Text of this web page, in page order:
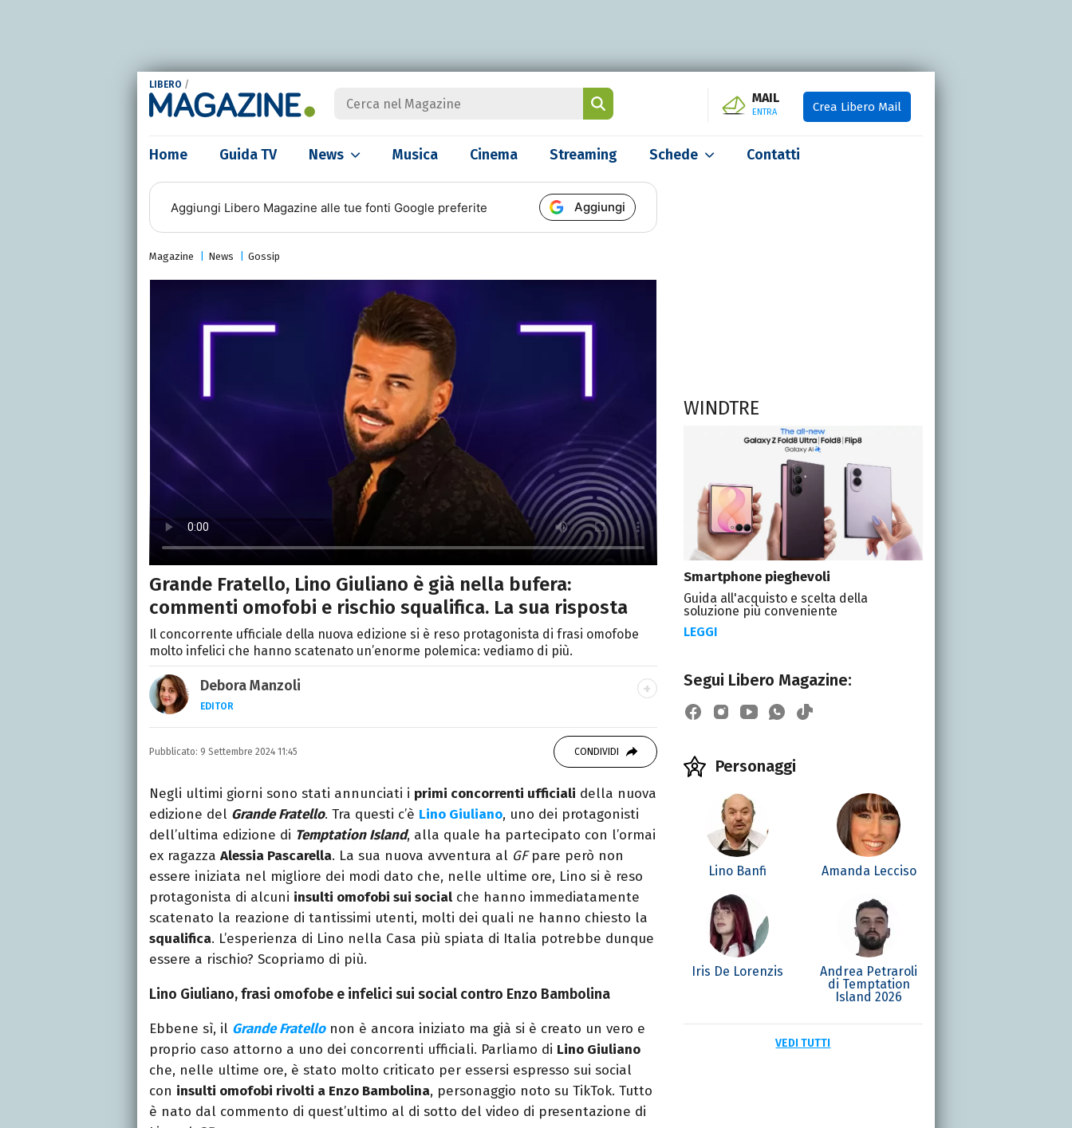
LIBERO /
MAIL
ENTRA Crea Libero Mail
Home Guida TV News Musica Cinema Streaming Schede Contatti
Aggiungi Libero Magazine alle tue fonti Google preferite Aggiungi
Magazine News Gossip
Grande Fratello, Lino Giuliano è già nella bufera:
commenti omofobi e rischio squalifica. La sua risposta
Il concorrente ufficiale della nuova edizione si è reso protagonista di frasi omofobe
molto infelici che hanno scatenato un’enorme polemica: vediamo di più.
Debora Manzoli
EDITOR
LINKEDIN
INSTAGRAM FACEBOOK SITO
Scrittrice, copywriter, editor e pubblicista mantovana, laureata in
Lettere, Cinema e Tv. Ha due libri all’attivo e ama la scrittura alla
follia.
Pubblicato: 9 Settembre 2024 11:45 CONDIVIDI
Negli ultimi giorni sono stati annunciati i primi concorrenti ufficiali della nuova
edizione del Grande Fratello. Tra questi c’è Lino Giuliano, uno dei protagonisti
dell’ultima edizione di Temptation Island, alla quale ha partecipato con l’ormai
ex ragazza Alessia Pascarella. La sua nuova avventura al GFpare però non
essere iniziata nel migliore dei modi dato che, nelle ultime ore, Lino si è reso
protagonista di alcuni insulti omofobi sui social che hanno immediatamente
scatenato la reazione di tantissimi utenti, molti dei quali ne hanno chiesto la
squalifica. L’esperienza di Lino nella Casa più spiata di Italia potrebbe dunque
essere a rischio? Scopriamo di più.
Lino Giuliano, frasi omofobe e infelici sui social contro Enzo Bambolina
Ebbene sì, il Grande Fratellonon è ancora iniziato ma già si è creato un vero e
proprio caso attorno a uno dei concorrenti ufficiali. Parliamo di Lino Giuliano
che, nelle ultime ore, è stato molto criticato per essersi espresso sui social
con insulti omofobi rivolti a Enzo Bambolina, personaggio noto su TikTok. Tutto
è nato dal commento di quest’ultimo al di sotto del video di presentazione di
WINDTRE
Smartphone pieghevoli
Guida all'acquisto e scelta della
soluzione più conveniente
LEGGI
Segui Libero Magazine:
Personaggi
Lino Banfi Amanda Lecciso
Iris De Lorenzis
Andrea Petraroli
di Temptation
Island 2026
VEDI TUTTI